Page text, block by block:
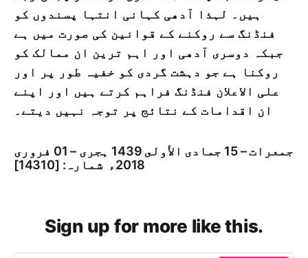
ہیں۔ لہذا آدھی کہانی انتہا پسندوں کو
فنڈنگ سے روکنے کے قوانین کی صورت میں ہے
جبکہ دوسری آدھی اور اہم ترین ان ممالک کو
روکنا ہے جو دہشت گردی کو خفیہ طور پر اور
علی الاعلان فنڈنگ فراہم کرتے ہیں اور اپنے
ان اقدامات کے نتائج پر توجہ نہیں دیتے۔
جمعرات – 15 جمادى الأولى 1439 ہجری – 01 فروری
2018ء شمارہ: [14310]
Sign up for more like this.